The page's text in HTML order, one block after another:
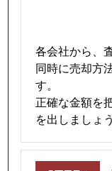
各会社から、
同時に売却方
す。
正確な金額を
を出しましょ